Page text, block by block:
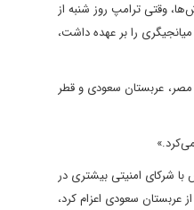
وقتی ترامپ روز شنبه از
را بر عهده داشت،
مصر، عربستان سعودی و قطر
با شرکای امنیتی بیشتری در
عربستان سعودی اعزام کرد،